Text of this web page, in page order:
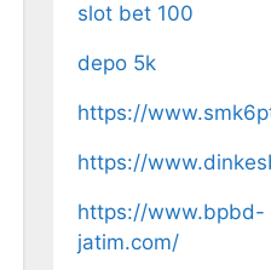
slot bet 100
depo 5k
https://
https://
https://www.bpbd-
jatim.com/